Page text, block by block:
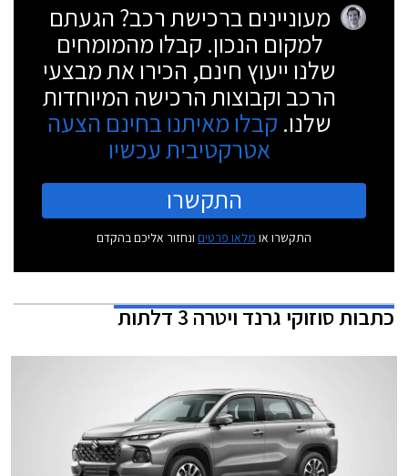
מעוניינים ברכישת רכב? הגעתם
למקום הנכון. קבלו מהמומחים
שלנו ייעוץ חינם, הכירו את מבצעי
הרכב וקבוצות הרכישה המיוחדות
שלנו. קבלו מאיתנו בחינם הצעה
אטרקטיבית עכשיו
התקשרו
התקשרו או מלאו פרטים ונחזור אליכם בהקדם
כתבותסוזוקי גרנד ויטרה 3 דלתות